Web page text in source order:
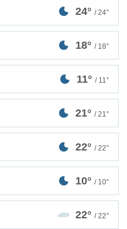
24° / 24°
18° / 18°
11° / 11°
21° / 21°
22° / 22°
10° / 10°
22° / 22°